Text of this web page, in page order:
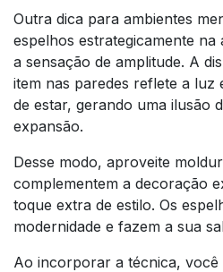
Outra dica para ambientes
espelhos estrategicamente
a sensação de amplitude. A
item nas paredes reflete a luz
de estar, gerando uma ilusão
expansão.
Desse modo, aproveite
complementem a decoração
toque extra de estilo. Os
modernidade e fazem a sua
Ao incorporar a técnica,